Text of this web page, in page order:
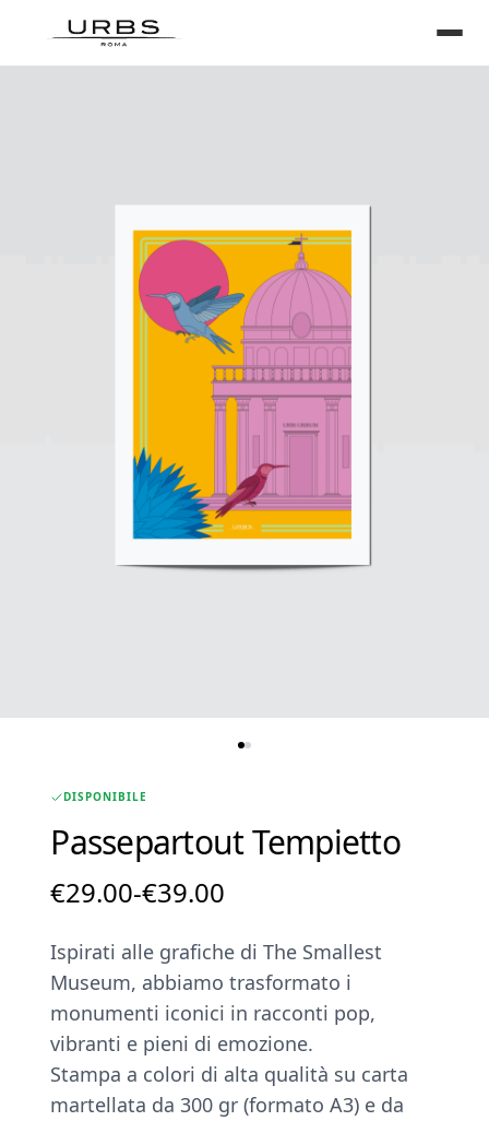
DISPONIBILE
Passepartout Tempietto
€29.00-€39.00
prezzo:
da
€29.00
a
€39.00
Ispirati alle grafiche di The Smallest
Museum, abbiamo trasformato i
monumenti iconici in racconti pop,
vibranti e pieni di emozione.
Stampa a colori di alta qualità su carta
martellata da 300 gr (formato A3) e da